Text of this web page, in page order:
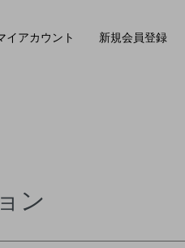
イアカウント 新規会員登録
ン